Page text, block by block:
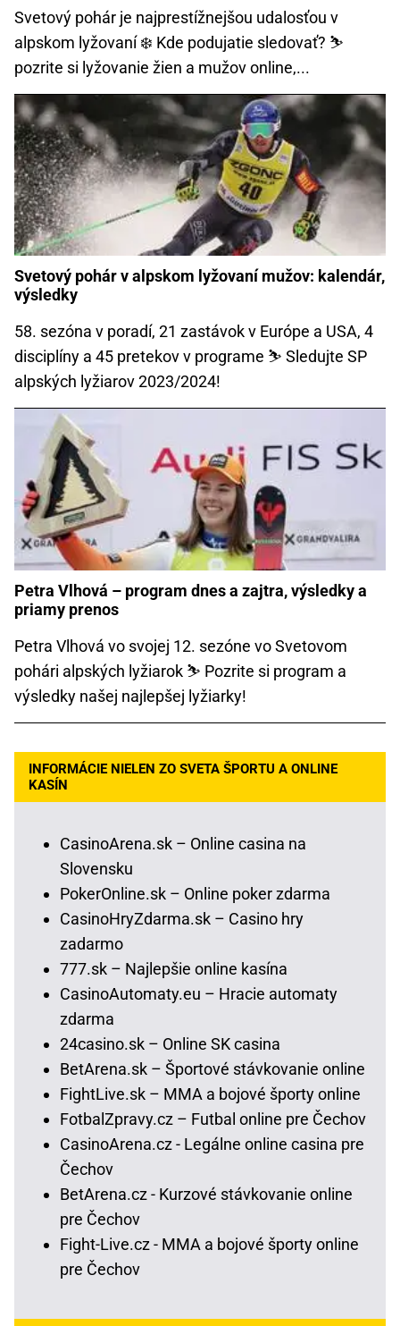
Svetový pohár je najprestížnejšou udalosťou v
alpskom lyžovaní ❄️ Kde podujatie sledovať? ⛷️
pozrite si lyžovanie žien a mužov online,...
Svetový pohár v alpskom lyžovaní mužov: kalendár,
výsledky
58. sezóna v poradí, 21 zastávok v Európe a USA, 4
disciplíny a 45 pretekov v programe ⛷️ Sledujte SP
alpských lyžiarov 2023/2024!
Petra Vlhová – program dnes a zajtra, výsledky a
priamy prenos
Petra Vlhová vo svojej 12. sezóne vo Svetovom
pohári alpských lyžiarok ⛷️ Pozrite si program a
výsledky našej najlepšej lyžiarky!
INFORMÁCIE NIELEN ZO SVETA ŠPORTU A ONLINE
KASÍN
CasinoArena.sk – Online casina na
Slovensku
PokerOnline.sk – Online poker zdarma
CasinoHryZdarma.sk – Casino hry
zadarmo
777.sk – Najlepšie online kasína
CasinoAutomaty.eu – Hracie automaty
zdarma
24casino.sk – Online SK casina
BetArena.sk – Športové stávkovanie online
FightLive.sk – MMA a bojové športy online
FotbalZpravy.cz – Futbal online pre Čechov
CasinoArena.cz - Legálne online casina pre
Čechov
BetArena.cz - Kurzové stávkovanie online
pre Čechov
Fight-Live.cz - MMA a bojové športy online
pre Čechov